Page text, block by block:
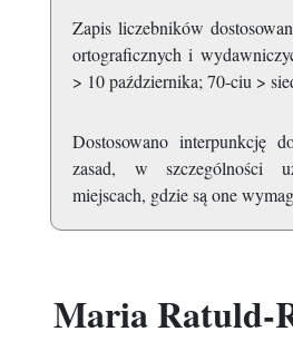
Zapis liczebników
ortograficznych i
> 10 października; 70-ciu >
Dostosowano interpunkcję
zasad, w szczególności
miejscach, gdzie są one
Maria Ratuld-